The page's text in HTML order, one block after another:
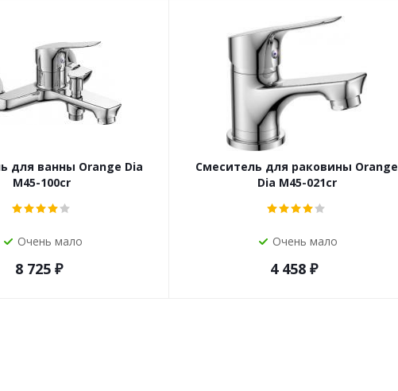
для ванны Orange Dia
M45-100cr
Очень мало
8 725 ₽
Смеситель для раковины Orange
Dia M45-021cr
Очень мало
4 458 ₽